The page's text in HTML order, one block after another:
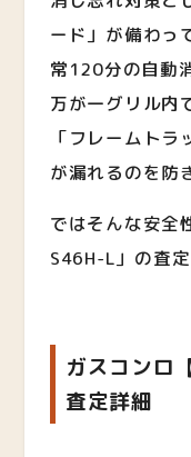
ード」が備わっ
常120分の自動
万が一グリル内
「フレームト
が漏れるのを防
ではそんな安全
S46H-L」の査
ガスコンロ
査定詳細